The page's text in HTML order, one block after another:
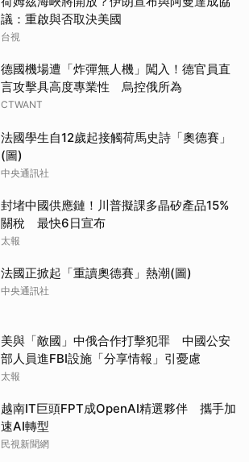
議：重啟與否取決美國
台視
德國機場遭「炸彈無人機」闖入！德官員直
言攻擊具高度專業性 烏控俄所為
CTWANT
法國學生自12歲起接觸荷馬史詩「奧德賽」
(圖)
中央通訊社
封堵中國供應鏈！川普擬課多晶矽產品15%
關稅 最快6日宣布
太報
法國正掀起「重讀奧德賽」熱潮(圖)
中央通訊社
美與「敵國」中俄合作打擊犯罪 中國公安
部人員進FBI設施「分享情報」引憂慮
太報
越南IT巨頭FPT成OpenAI精選夥伴 攜手加
速AI轉型
民視新聞網